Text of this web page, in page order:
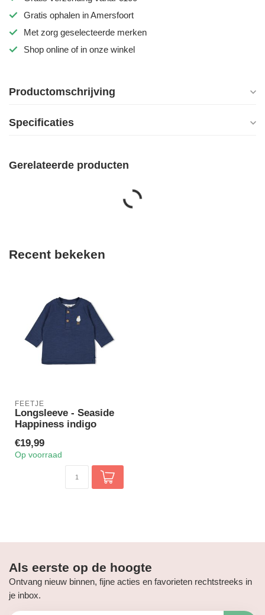
Gratis ophalen in Amersfoort
Met zorg geselecteerde merken
Shop online of in onze winkel
Productomschrijving
Specificaties
Gerelateerde producten
Recent bekeken
FEETJE
Longsleeve - Seaside
Happiness indigo
€19,99
Op voorraad
Als eerste op de hoogte
Ontvang nieuw binnen, fijne acties en favorieten rechtstreeks in
je inbox.